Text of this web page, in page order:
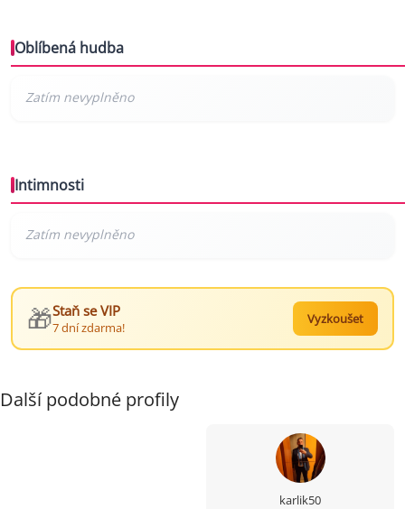
Oblíbená hudba
Intimnosti
🎁Staň se VIP
7 dní zdarma!
Vyzkoušet
Další podobné profily
karlik50